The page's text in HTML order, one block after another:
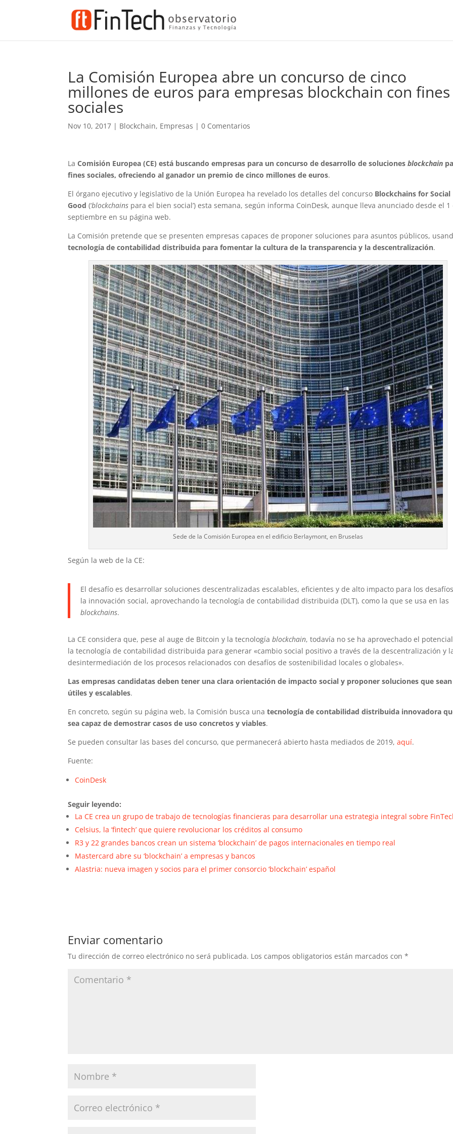
La Comisión Europea abre un concurso de cinco
millones de euros para empresas blockchain con fines
sociales
Nov 10, 2017 | Blockchain, Empresas |0 Comentarios
LaComisión Europea (CE) está buscando empresas para un concurso de desarrollo de solucionesblockchain
fines sociales, ofreciendo al ganador un premio de cinco millones de euros.
El órgano ejecutivo y legislativo de la Unión Europea ha revelado los detalles del concurso Blockchains for Social
Good (‘blockchains para el bien social’) esta semana, según informa CoinDesk, aunque lleva anunciado desde el 1
septiembre en su página web.
La Comisión pretende que se presenten empresas capaces de proponer soluciones para asuntos públicos,
tecnología de contabilidad distribuida para fomentar la cultura de la transparencia y la descentralización.
Sede de la Comisión Europea en el edificio Berlaymont, en Bruselas
Según la web de la CE:
El desafío es desarrollar soluciones descentralizadas escalables, eficientes y de alto impacto para los
la innovación social, aprovechando la tecnología de contabilidad distribuida (DLT), como la que se usa en las
blockchains.
La CE considera que, pese al auge de Bitcoin y la tecnologíablockchain, todavía no se ha aprovechado el
la tecnología de contabilidad distribuida para generar «cambio social positivo a través de la descentralización y
desintermediación de los procesos relacionados con desafíos de sostenibilidad locales o globales».
Las empresas candidatas deben tener una clara orientación de impacto social y proponer soluciones que sean
útiles y escalables.
En concreto, según su página web, la Comisión busca unatecnología de contabilidad distribuida innovadora
sea capaz de demostrar casos de uso concretos y viables.
Se pueden consultar las bases del concurso, que permanecerá abierto hasta mediados de 2019,aquí.
Fuente:
CoinDesk
Seguir leyendo:
La CE crea un grupo de trabajo de tecnologías financieras para desarrollar una estrategia integral sobre
Celsius, la ‘fintech’ que quiere revolucionar los créditos al consumo
R3 y 22 grandes bancos crean un sistema ‘blockchain’ de pagos internacionales en tiempo real
Mastercard abre su ‘blockchain’ a empresas y bancos
Alastria: nueva imagen y socios para el primer consorcio ‘blockchain’ español
Enviar comentario
Tu dirección de correo electrónico no será publicada. Los campos obligatorios están marcados con*